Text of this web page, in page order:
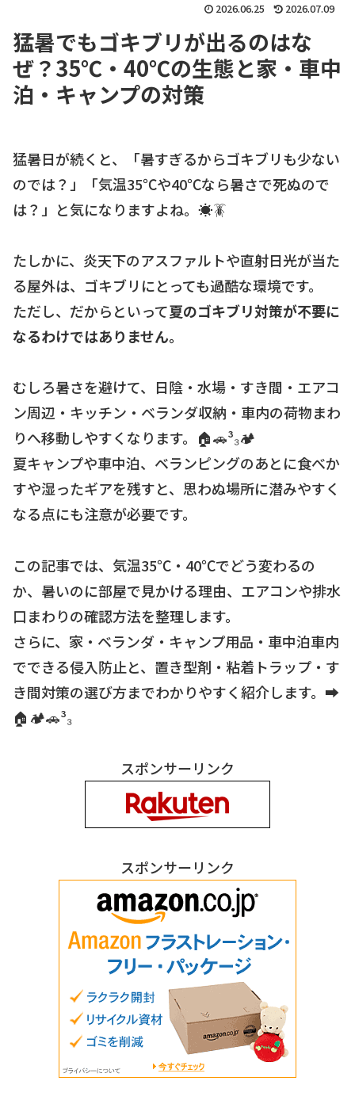
2026.06.25 2026.07.09
猛暑でもゴキブリが出るのはな
ぜ？35℃・40℃の生態と家・車中
泊・キャンプの対策
猛暑日が続くと、「暑すぎるからゴキブリも少ない
のでは？」「気温35℃や40℃なら暑さで死ぬので
は？」と気になりますよね。☀️🪳
たしかに、炎天下のアスファルトや直射日光が当た
る屋外は、ゴキブリにとっても過酷な環境です。
ただし、だからといって夏のゴキブリ対策が不要に
なるわけではありません。
むしろ暑さを避けて、日陰・水場・すき間・エアコ
ン周辺・キッチン・ベランダ収納・車内の荷物まわ
りへ移動しやすくなります。🏠🚗³₃🏕
夏キャンプや車中泊、ベランピングのあとに食べか
すや湿ったギアを残すと、思わぬ場所に潜みやすく
なる点にも注意が必要です。
この記事では、気温35℃・40℃でどう変わるの
か、暑いのに部屋で見かける理由、エアコンや排水
口まわりの確認方法を整理します。
さらに、家・ベランダ・キャンプ用品・車中泊車内
でできる侵入防止と、置き型剤・粘着トラップ・す
き間対策の選び方までわかりやすく紹介します。➡️
🏠🏕🚗³₃
スポンサーリンク
スポンサーリンク